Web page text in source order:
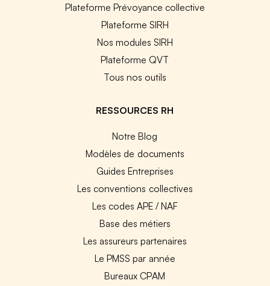
Plateforme Prévoyance collective
Plateforme SIRH
Nos modules SIRH
Plateforme QVT
Tous nos outils
RESSOURCES RH
Notre Blog
Modèles de documents
Guides Entreprises
Les conventions collectives
Les codes APE / NAF
Base des métiers
Les assureurs partenaires
Le PMSS par année
Bureaux CPAM